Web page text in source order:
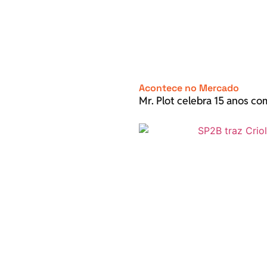
Acontece no Mercado
Mr. Plot celebra 15 anos